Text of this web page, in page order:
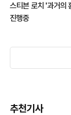
스티븐 로치 '과거의
진행중
추천기사